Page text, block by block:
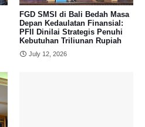
FGD SMSI di Bali Bedah Masa
Depan Kedaulatan Finansial:
PFII Dinilai Strategis Penuhi
Kebutuhan Triliunan Rupiah
July 12, 2026